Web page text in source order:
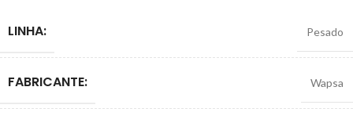
LINHA: Pesado
FABRICANTE: Wapsa